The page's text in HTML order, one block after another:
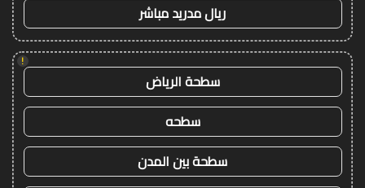
ريال مدريد مباشر
!
سطحة الرياض
سطحه
سطحة بين المدن